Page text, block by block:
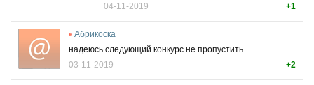
+1
04-11-2019
Абрикоска
надеюсь следующий конкурс не пропустить
+2
03-11-2019